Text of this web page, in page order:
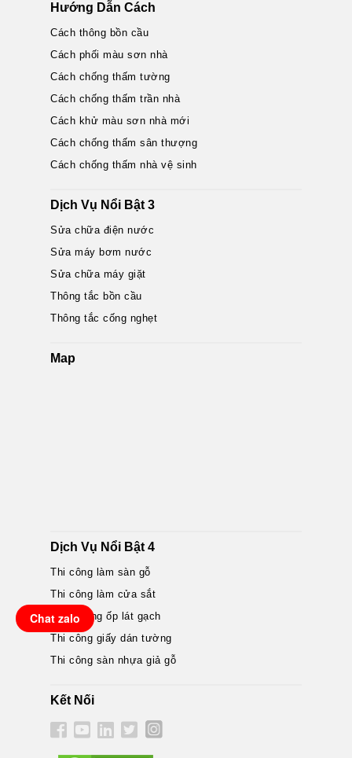
Hướng Dẫn Cách
Cách thông bồn cầu
Cách phối màu sơn nhà
Cách chống thấm tường
Cách chống thấm trần nhà
Cách khử màu sơn nhà mới
Cách chống thấm sân thượng
Cách chống thấm nhà vệ sinh
Dịch Vụ Nổi Bật 3
Sửa chữa điện nước
Sửa máy bơm nước
Sửa chữa máy giặt
Thông tắc bồn cầu
Thông tắc cống nghẹt
Map
Dịch Vụ Nổi Bật 4
Thi công làm sàn gỗ
Thi công làm cửa sắt
Nhân công ốp lát gạch
Thi công giấy dán tường
Thi công sàn nhựa giả gỗ
Kết Nối
Chat zalo